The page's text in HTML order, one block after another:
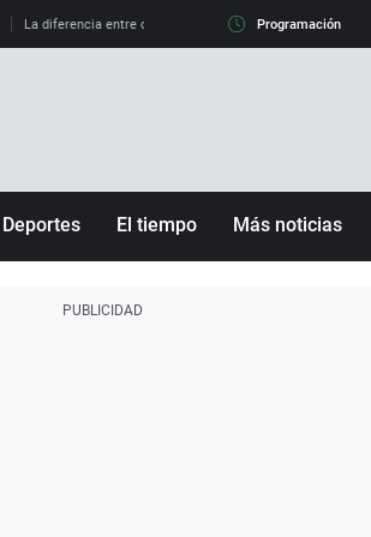
La diferencia entre observar el eclipse al 99% y al 100%
Programación
Deportes El tiempo Más noticias